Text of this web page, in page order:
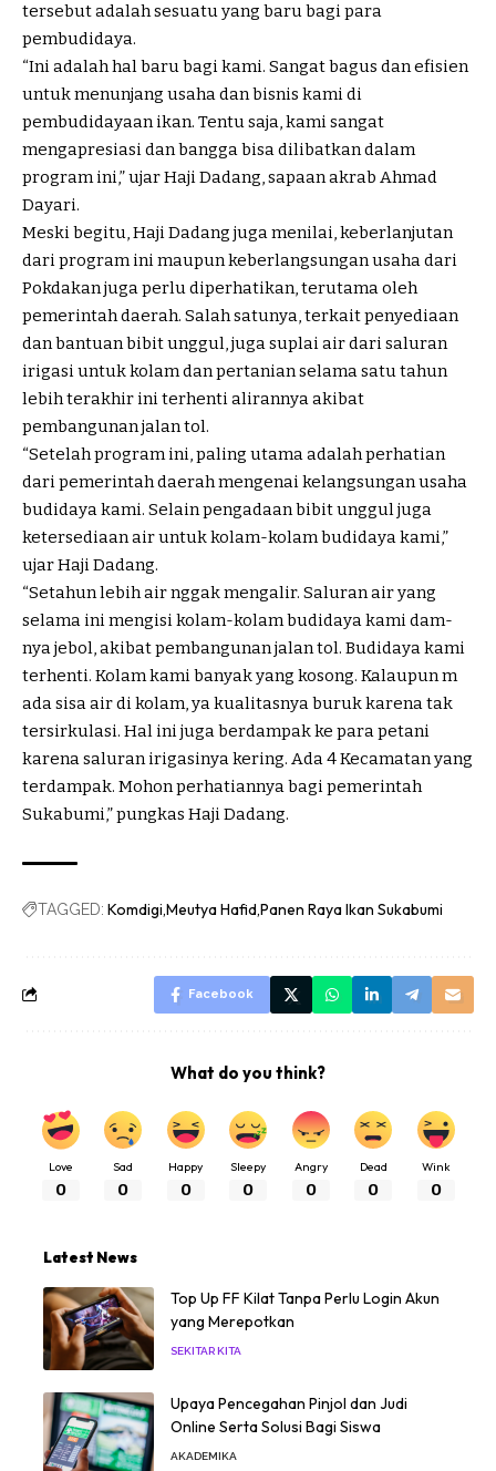
tersebut adalah sesuatu yang baru bagi para
pembudidaya.
“Ini adalah hal baru bagi kami. Sangat bagus dan efisien
untuk menunjang usaha dan bisnis kami di
pembudidayaan ikan. Tentu saja, kami sangat
mengapresiasi dan bangga bisa dilibatkan dalam
program ini,” ujar Haji Dadang, sapaan akrab Ahmad
Dayari.
Meski begitu, Haji Dadang juga menilai, keberlanjutan
dari program ini maupun keberlangsungan usaha dari
Pokdakan juga perlu diperhatikan, terutama oleh
pemerintah daerah. Salah satunya, terkait penyediaan
dan bantuan bibit unggul, juga suplai air dari saluran
irigasi untuk kolam dan pertanian selama satu tahun
lebih terakhir ini terhenti alirannya akibat
pembangunan jalan tol.
“Setelah program ini, paling utama adalah perhatian
dari pemerintah daerah mengenai kelangsungan usaha
budidaya kami. Selain pengadaan bibit unggul juga
ketersediaan air untuk kolam-kolam budidaya kami,”
ujar Haji Dadang.
“Setahun lebih air nggak mengalir. Saluran air yang
selama ini mengisi kolam-kolam budidaya kami dam-
nya jebol, akibat pembangunan jalan tol. Budidaya kami
terhenti. Kolam kami banyak yang kosong. Kalaupun m
ada sisa air di kolam, ya kualitasnya buruk karena tak
tersirkulasi. Hal ini juga berdampak ke para petani
karena saluran irigasinya kering. Ada 4 Kecamatan yang
terdampak. Mohon perhatiannya bagi pemerintah
Sukabumi,” pungkas Haji Dadang.
TAGGED: Komdigi Meutya HafidPanen Raya Ikan Sukabumi
Facebook
What do you think?
Love
0
Sad
0
Happy
0
Sleepy
0
Angry
0
Dead
0
Wink
0
Latest News
Top Up FF Kilat Tanpa Perlu Login Akun
yang Merepotkan
SEKITAR KITA
Upaya Pencegahan Pinjol dan Judi
Online Serta Solusi Bagi Siswa
AKADEMIKA